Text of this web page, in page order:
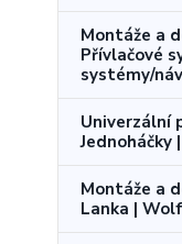
Montáže a
Přívlačové
systémy/
Univerzální
Jednoháčky
Montáže a
Lanka |